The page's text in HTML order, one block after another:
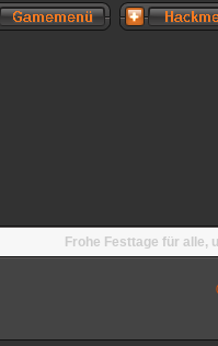
Frohe Festtage für alle,